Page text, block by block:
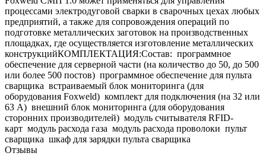
процессами электродуговой сварки в сварочных цехах любых
предприятий, а также для сопровождения операций по
подготовке металлических заготовок на производственных
площадках, где осуществляется изготовление металлических
конструкцийКОМПЛЕКТАЦИЯ:Состав: программное
обеспечение для серверной части (на количество до 50, до 500
или более 500 постов) программное обеспечение для пульта
сварщика встраиваемый блок мониторинга (для
оборудования Foxweld) комплект для подключения (на 32 или
63 А) внешний блок мониторинга (для оборудования
сторонних производителей) модуль считывателя RFID-
карт модуль расхода газа модуль расхода проволоки пульт
сварщика шкаф для зарядки пульта сварщика
Отзывы